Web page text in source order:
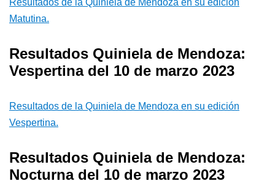
Matutina.
Resultados Quiniela de Mendoza:
Vespertina del 10 de marzo 2023
Resultados de la Quiniela de Mendoza en su edición
Vespertina.
Resultados Quiniela de Mendoza:
Nocturna del 10 de marzo 2023